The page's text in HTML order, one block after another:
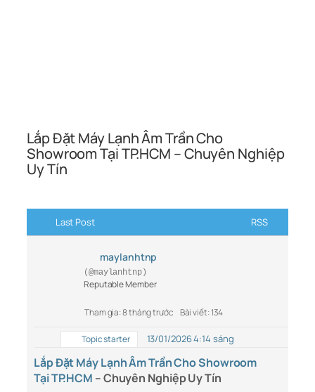
Lắp Đặt Máy Lạnh Âm Trần Cho
Showroom Tại TP.HCM – Chuyên Nghiệp
Uy Tín
Last Post RSS
maylanhtnp
(@maylanhtnp)
Reputable Member
Tham gia: 8 tháng trước Bài viết: 134
Topic starter 13/01/2026 4:14 sáng
Lắp Đặt Máy Lạnh Âm Trần Cho Showroom
Tại TP.HCM – Chuyên Nghiệp Uy Tín